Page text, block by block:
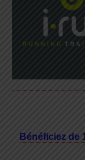
Bénéficiez de